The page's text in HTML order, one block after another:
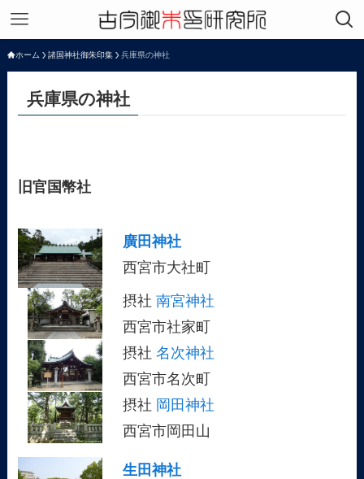
ホーム 諸国神社御朱印集 兵庫県の神社
兵庫県の神社
旧官国幣社
廣田神社
西宮市大社町
摂社 南宮神社
西宮市社家町
摂社 名次神社
西宮市名次町
摂社 岡田神社
西宮市岡田山
生田神社